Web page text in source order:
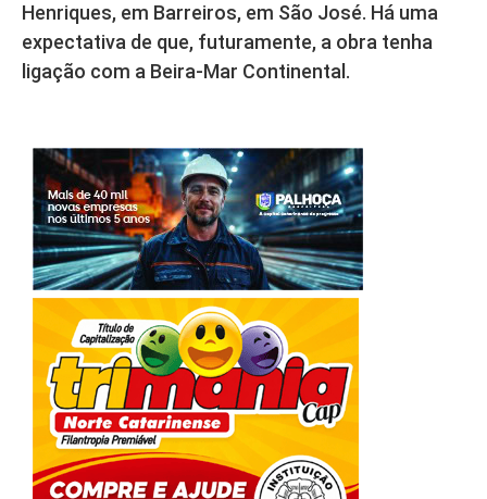
Henriques, em Barreiros, em São José. Há uma
expectativa de que, futuramente, a obra tenha
ligação com a Beira-Mar Continental.